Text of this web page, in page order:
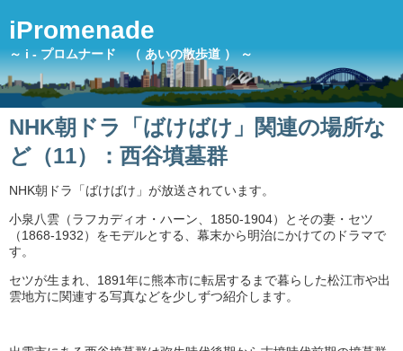
iPromenade
～ i - プロムナード （ あいの散歩道 ） ～
NHK朝ドラ「ばけばけ」関連の場所な
ど（11）：西谷墳墓群
NHK朝ドラ「ばけばけ」が放送されています。
小泉八雲（ラフカディオ・ハーン、1850-1904）とその妻・セツ
（1868-1932）をモデルとする、幕末から明治にかけてのドラマで
す。
セツが生まれ、1891年に熊本市に転居するまで暮らした松江市や出
雲地方に関連する写真などを少しずつ紹介します。